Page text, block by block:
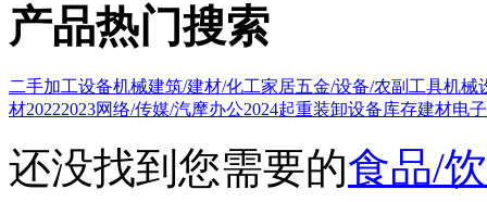
产品热门搜索
二手加工设备机械建筑/建材/化工家居五金/设备/农副 工具机械
材20222023网络/传媒/汽摩办公2024起重装卸设备库存建材电
还没找到您需要的食品/